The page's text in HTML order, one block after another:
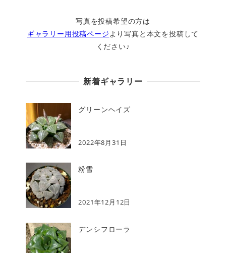
写真を投稿希望の方は
ギャラリー用投稿ページ より写真と本文を投稿して
ください♪
新着ギャラリー
グリーンヘイズ
2022年8月31日
粉雪
2021年12月12日
デンシフローラ